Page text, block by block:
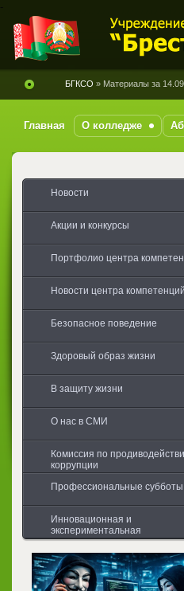
БГКСО » Материалы за
Главная О колледже
Новости
Акции и конкурсы
Портфолио центра
Новости центра компетенций
Безопасное поведение
Здоровый образ жизни
В защиту жизни
О нас в СМИ
Комиссия по
коррупции
Профессиональные субботы
Инновационная и
экспериментальная
деятельность
Общая информация
Первоначальная